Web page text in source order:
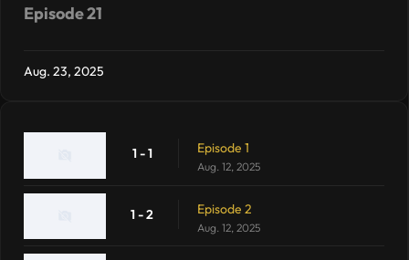
Episode 21
Aug. 23, 2025
1 - 1 Episode 1
Aug. 12, 2025
1 - 2 Episode 2
Aug. 12, 2025